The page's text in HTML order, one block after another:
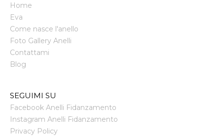
Home
Eva
Come nasce l'anello
Foto Gallery Anelli
Contattami
Blog
SEGUIMI SU
Facebook Anelli Fidanzamento
Instagram Anelli Fidanzamento
Privacy Policy